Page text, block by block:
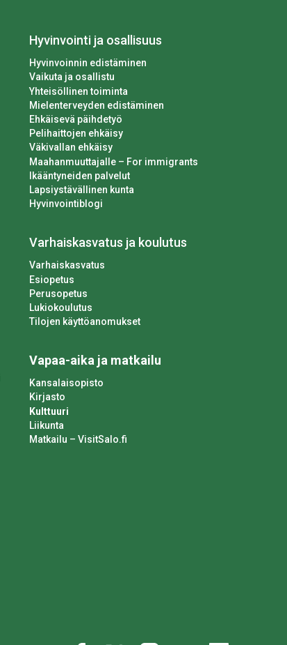
Hyvinvointi ja osallisuus
Hyvinvoinnin edistäminen
Vaikuta ja osallistu
Yhteisöllinen toiminta
Mielenterveyden edistäminen
Ehkäisevä päihdetyö
Pelihaittojen ehkäisy
Väkivallan ehkäisy
Maahanmuuttajalle – For immigrants
Ikääntyneiden palvelut
Lapsiystävällinen kunta
Hyvinvointiblogi
Varhaiskasvatus ja koulutus
Varhaiskasvatus
Esiopetus
Perusopetus
Lukiokoulutus
Tilojen käyttöanomukset
Vapaa-aika ja matkailu
Kansalaisopisto
Kirjasto
Kulttuuri
Liikunta
Matkailu – VisitSalo.fi